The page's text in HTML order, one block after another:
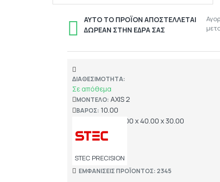
ΑΥΤΌ ΤΟ ΠΡΟΪΌΝ ΑΠΟΣΤΈΛΛΕΤΑΙ
ΔΩΡΕΆΝ ΣΤΗΝ ΈΔΡΑ ΣΑΣ
ΔΙΑΘΕΣΙΜΌΤΗΤΑ:
Σε απόθεμα
ΜΟΝΤΈΛΟ: AXIS 2
ΒΆΡΟΣ: 10.00
50.00 x 40.00 x 30.00
STEC PRECISION
ΕΜΦΑΝΊΣΕΙΣ ΠΡΟΪΌΝΤΟΣ: 2345